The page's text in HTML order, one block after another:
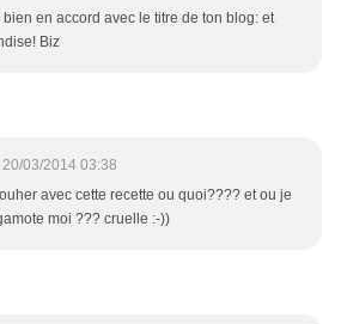
en accord avec le titre de ton blog: et
Biz
20/03/2014 03:38
avec cette recette ou quoi???? et ou je
moi ??? cruelle :-))